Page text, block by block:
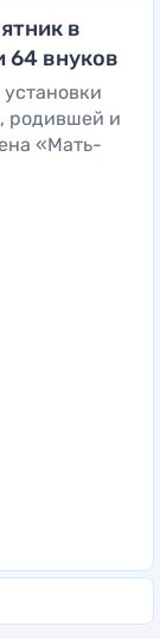
в
64 внуков
родившей и
«Мать-